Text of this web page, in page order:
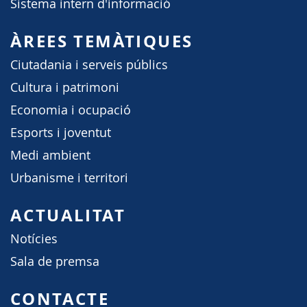
Sistema intern d'informació
ÀREES TEMÀTIQUES
Ciutadania i serveis públics
Cultura i patrimoni
Economia i ocupació
Esports i joventut
Medi ambient
Urbanisme i territori
ACTUALITAT
Notícies
Sala de premsa
CONTACTE